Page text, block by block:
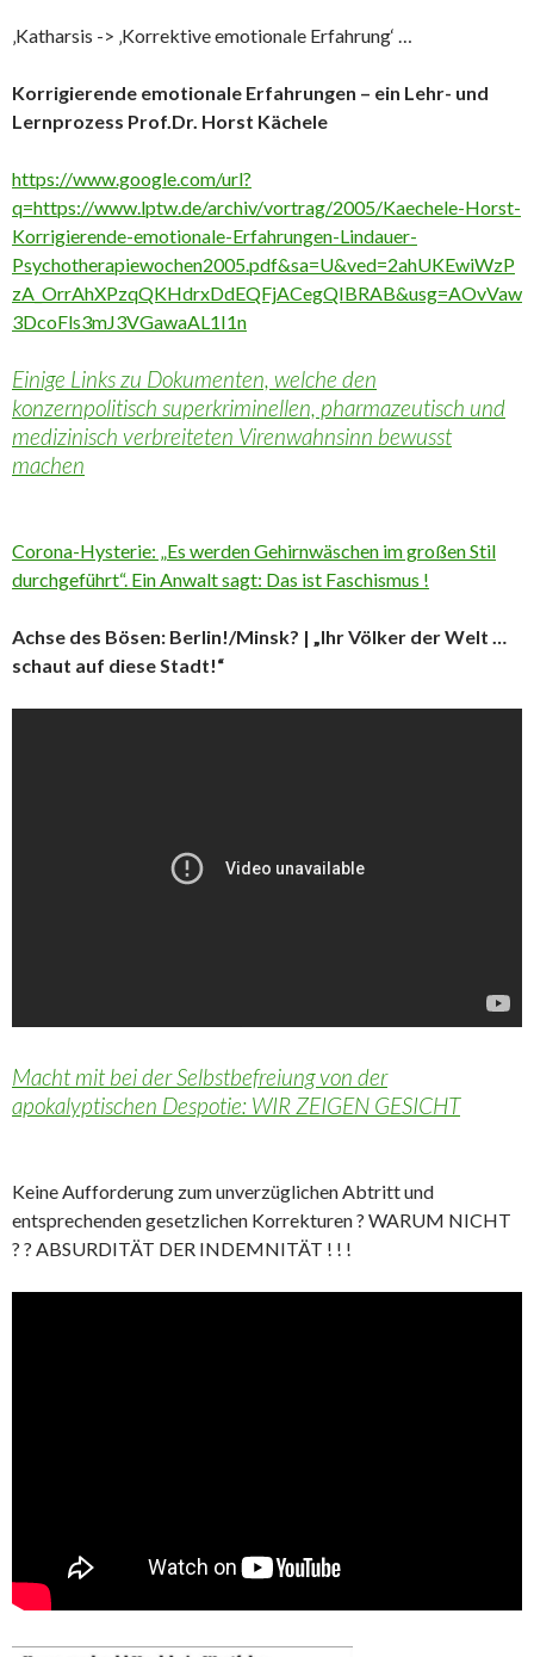
‚Katharsis -> ‚Korrektive emotionale Erfahrung‘ …
Korrigierende emotionale Erfahrungen – ein Lehr- und
Lernprozess Prof.Dr. Horst Kächele
https://www.google.com/url?
q=https://www.lptw.de/archiv/vortrag/2005/Kaechele-Horst-
Korrigierende-emotionale-Erfahrungen-Lindauer-
Psychotherapiewochen2005.pdf&sa=U&ved=2ahUKEwiWzP
zA_OrrAhXPzqQKHdrxDdEQFjACegQIBRAB&usg=AOvVaw
3DcoFls3mJ3VGawaAL1I1n
Einige Links zu Dokumenten, welche den
konzernpolitisch superkriminellen, pharmazeutisch und
medizinisch verbreiteten Virenwahnsinn bewusst
machen
Corona-Hysterie: „Es werden Gehirnwäschen im großen Stil
durchgeführt“. Ein Anwalt sagt: Das ist Faschismus !
Achse des Bösen: Berlin!/Minsk? | „Ihr Völker der Welt …
schaut auf diese Stadt!“
Macht mit bei der Selbstbefreiung von der
apokalyptischen Despotie: WIR ZEIGEN GESICHT
Keine Aufforderung zum unverzüglichen Abtritt und
entsprechenden gesetzlichen Korrekturen ? WARUM NICHT
? ? ABSURDITÄT DER INDEMNITÄT ! ! !